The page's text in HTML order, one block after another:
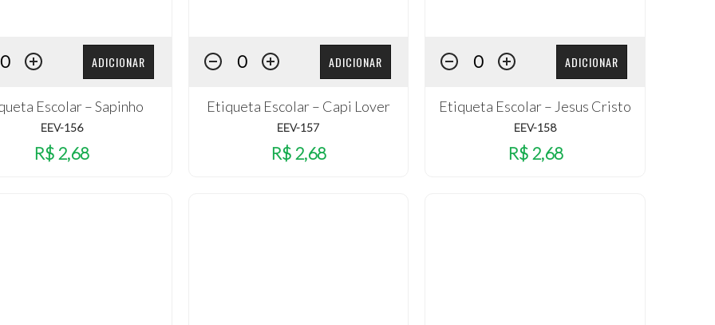
ADICIONAR
Escolar – Sapinho
EEV-156
R$ 2,68
ADICIONAR
Etiqueta Escolar – Capi Lover
EEV-157
R$ 2,68
ADICIONAR
Etiqueta Escolar – Jesus Cristo
EEV-158
R$ 2,68